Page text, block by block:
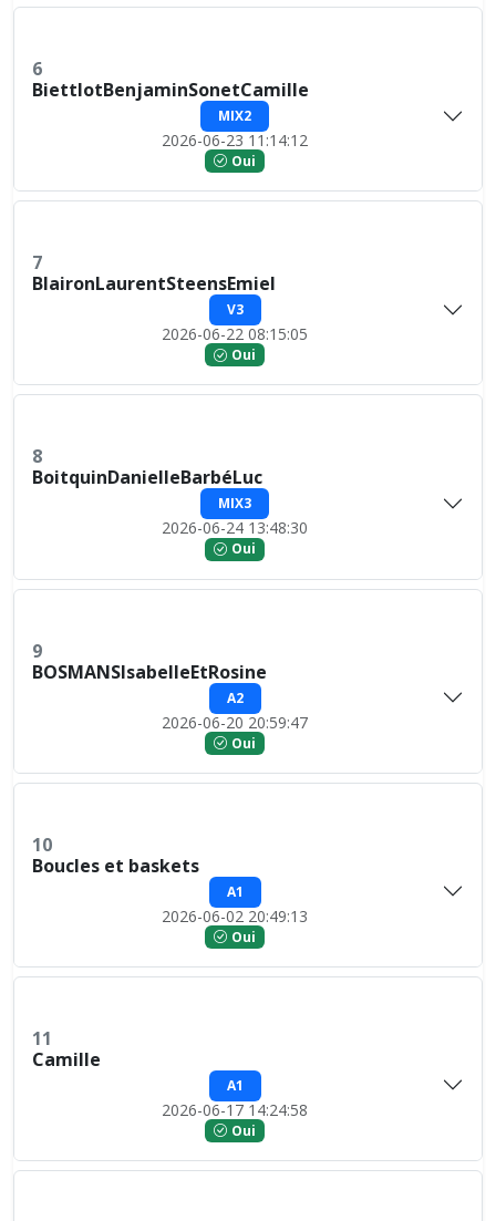
6
BiettlotBenjaminSonetCamille
MIX2
2026-06-23 11:14:12
Oui
7
BlaironLaurentSteensEmiel
V3
2026-06-22 08:15:05
Oui
8
BoitquinDanielleBarbéLuc
MIX3
2026-06-24 13:48:30
Oui
9
BOSMANSIsabelleEtRosine
A2
2026-06-20 20:59:47
Oui
10
Boucles et baskets
A1
2026-06-02 20:49:13
Oui
11
Camille
A1
2026-06-17 14:24:58
Oui